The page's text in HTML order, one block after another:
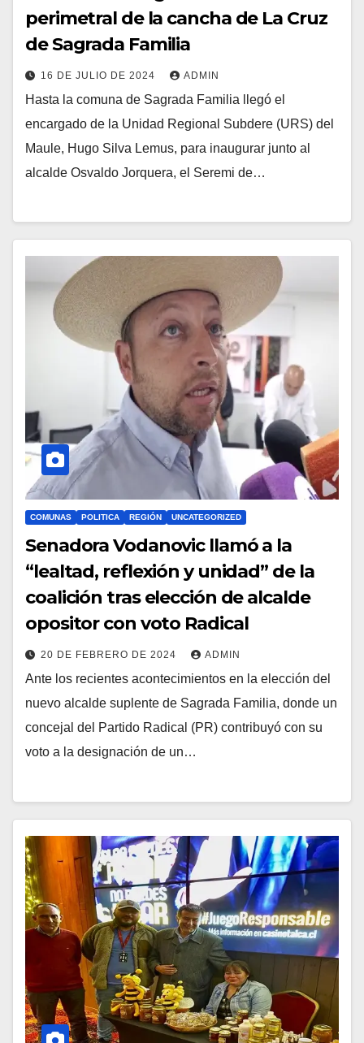
perimetral de la cancha de La Cruz
de Sagrada Familia
16 DE JULIO DE 2024 ADMIN
Hasta la comuna de Sagrada Familia llegó el
encargado de la Unidad Regional Subdere (URS) del
Maule, Hugo Silva Lemus, para inaugurar junto al
alcalde Osvaldo Jorquera, el Seremi de…
COMUNAS POLITICA REGIÓN UNCATEGORIZED
Senadora Vodanovic llamó a la
“lealtad, reflexión y unidad” de la
coalición tras elección de alcalde
opositor con voto Radical
20 DE FEBRERO DE 2024 ADMIN
Ante los recientes acontecimientos en la elección del
nuevo alcalde suplente de Sagrada Familia, donde un
concejal del Partido Radical (PR) contribuyó con su
voto a la designación de un…